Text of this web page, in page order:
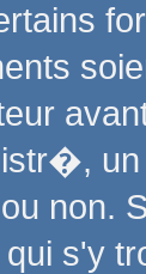
un
non.
qui s'y